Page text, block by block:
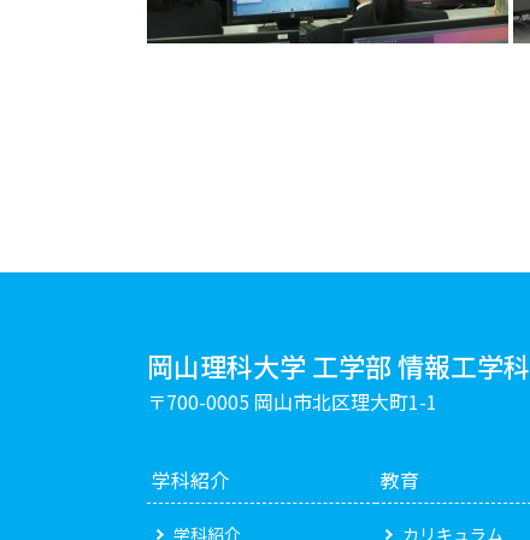
岡山理科大学 工学部 情報工学科
〒700-0005 岡山市北区理大町1-1
学科紹介
学科紹介
教育
カリキュラム